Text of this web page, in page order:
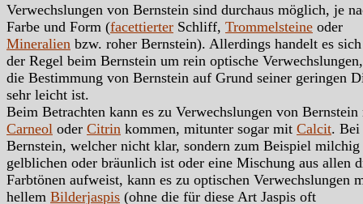
Verwechslungen von Bernstein sind durchaus möglich, je
Farbe und Form (facettierter Schliff, Trommelsteine oder
Mineralien bzw. roher Bernstein). Allerdings handelt es
der Regel beim Bernstein um rein optische
die Bestimmung von Bernstein auf Grund seiner geringen
sehr leicht ist.
Beim Betrachten kann es zu Verwechslungen von
Carneol oder Citrin kommen, mitunter sogar mit Calcit. Bei
Bernstein, welcher nicht klar, sondern zum Beispiel
gelblichen oder bräunlich ist oder eine Mischung aus allen
Farbtönen aufweist, kann es zu optischen Verwechslungen
hellem Bilderjaspis (ohne die für diese Art Jaspis oft